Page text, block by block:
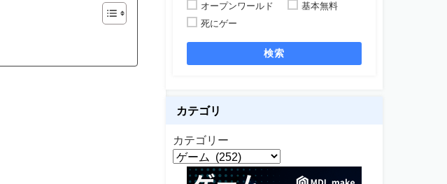
オープンワールド
基本無料
死にゲー
検索
カテゴリ
カテゴリー